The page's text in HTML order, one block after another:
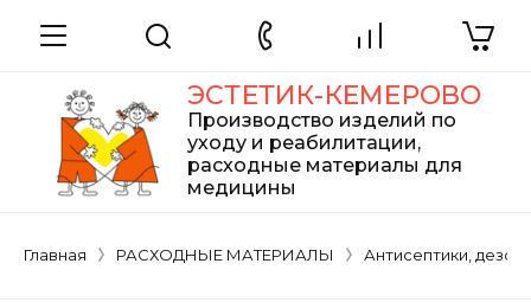
ЭСТЕТИК-КЕМЕРОВО
Производство изделий по
уходу и реабилитации,
расходные материалы для
медицины
Главная РАСХОДНЫЕ МАТЕРИАЛЫ Антисептики,